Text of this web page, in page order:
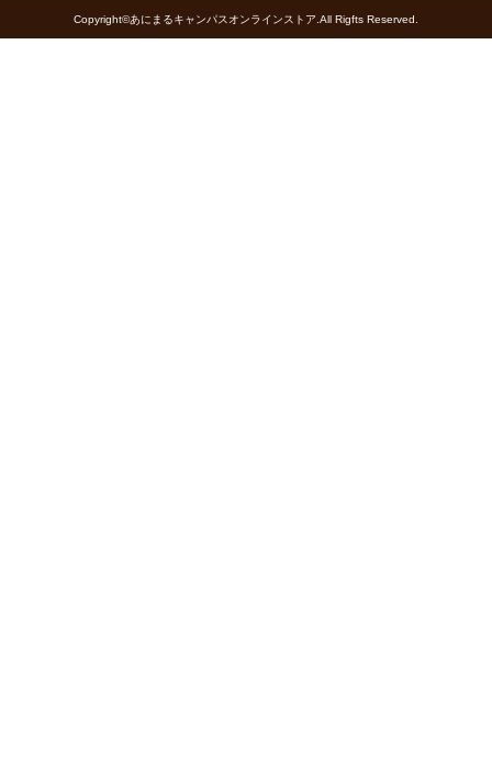
Copyright©あにまるキャンパスオンラインストア.All Rigfts Reserved.